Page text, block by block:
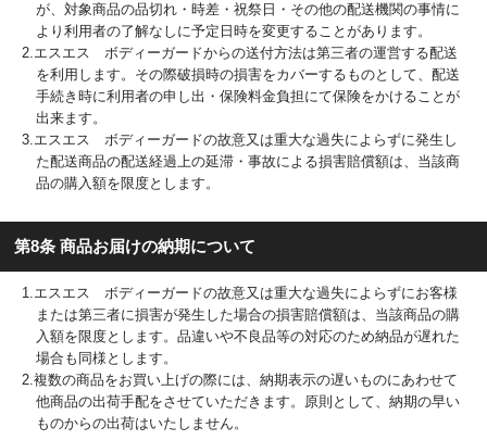
が、対象商品の品切れ・時差・祝祭日・その他の配送機関の事情に
より利用者の了解なしに予定日時を変更することがあります。
2.エスエス ボディーガードからの送付方法は第三者の運営する配送
を利用します。その際破損時の損害をカバーするものとして、配送
手続き時に利用者の申し出・保険料金負担にて保険をかけることが
出来ます。
3.エスエス ボディーガードの故意又は重大な過失によらずに発生し
た配送商品の配送経過上の延滞・事故による損害賠償額は、当該商
品の購入額を限度とします。
第8条 商品お届けの納期について
1.エスエス ボディーガードの故意又は重大な過失によらずにお客様
または第三者に損害が発生した場合の損害賠償額は、当該商品の購
入額を限度とします。品違いや不良品等の対応のため納品が遅れた
場合も同様とします。
2.複数の商品をお買い上げの際には、納期表示の遅いものにあわせて
他商品の出荷手配をさせていただきます。原則として、納期の早い
ものからの出荷はいたしません。